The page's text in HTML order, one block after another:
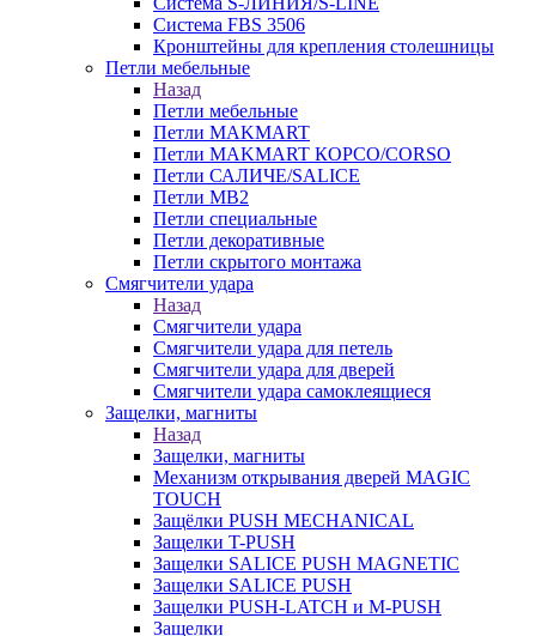
Система FBS 3506
Кронштейны для крепления столешницы
Петли мебельные
Назад
Петли мебельные
Петли MAKMART
Петли MAKMART КОРСО/CORSO
Петли САЛИЧЕ/SALICE
Петли MB2
Петли специальные
Петли декоративные
Петли скрытого монтажа
Смягчители удара
Назад
Смягчители удара
Смягчители удара для петель
Смягчители удара для дверей
Cмягчители удара самоклеящиеся
Защелки, магниты
Назад
Защелки, магниты
Механизм открывания дверей MAGIC
TOUCH
Защёлки PUSH MECHANICAL
Защелки T-PUSH
Защелки SALICE PUSH MAGNETIC
Защелки SALICE PUSH
Защелки PUSH-LATCH и M-PUSH
Защелки